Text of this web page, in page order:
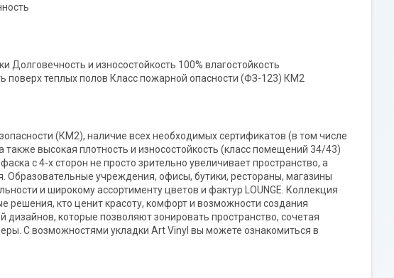
и износостойкость 100% влагостойкость
поверх теплых полов Класс пожарной опасности (ФЗ-123) КМ2
(КМ2), наличие всех необходимых сертификатов (в том числе
высокая плотность и износостойкость (класс помещений 34/43)
с 4-х сторон не просто зрительно увеличивает пространство, а
Образовательные учреждения, офисы, бутики, рестораны, магазины
и широкому ассортименту цветов и фактур LOUNGE. Коллекция
решения, кто ценит красоту, комфорт и возможности создания
дизайнов, которые позволяют зонировать пространство, сочетая
С возможностями укладки Art Vinyl вы можете ознакомиться в